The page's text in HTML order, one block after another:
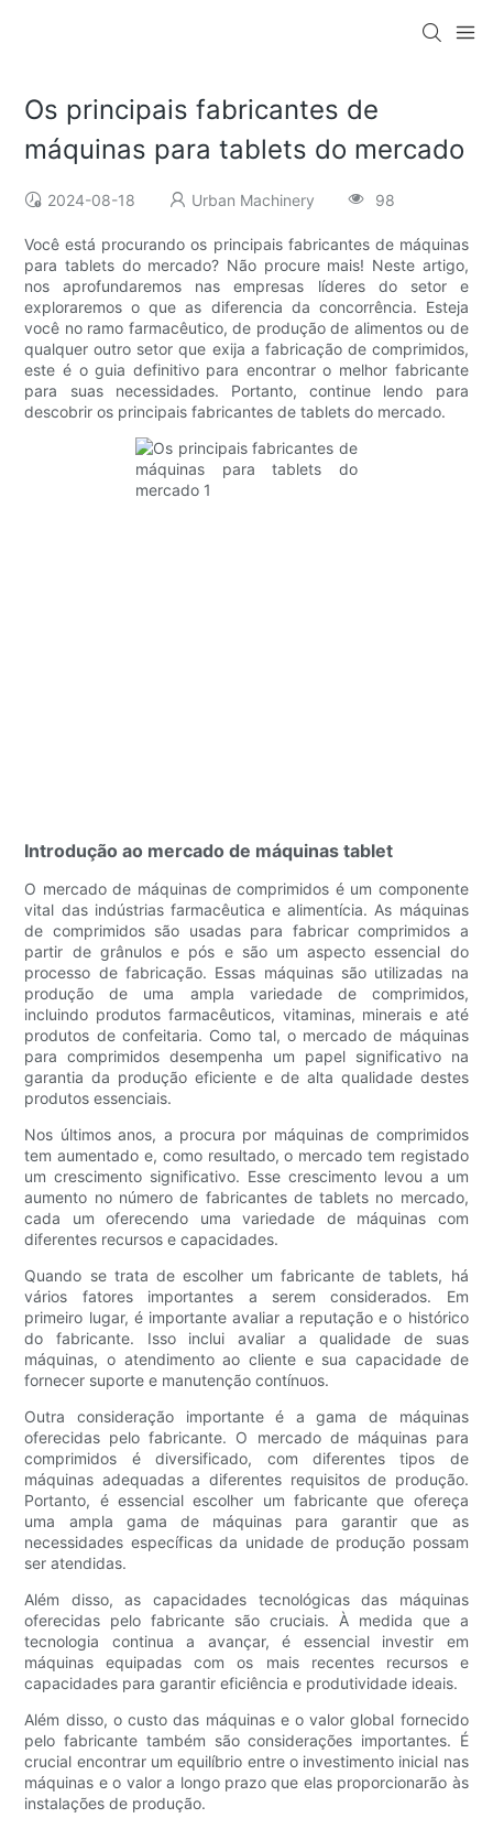
Os principais fabricantes de
máquinas para tablets do mercado
2024-08-18 Urban Machinery 98
Você está procurando os principais fabricantes de máquinas
para tablets do mercado? Não procure mais! Neste artigo,
nos aprofundaremos nas empresas líderes do setor e
exploraremos o que as diferencia da concorrência. Esteja
você no ramo farmacêutico, de produção de alimentos ou de
qualquer outro setor que exija a fabricação de comprimidos,
este é o guia definitivo para encontrar o melhor fabricante
para suas necessidades. Portanto, continue lendo para
descobrir os principais fabricantes de tablets do mercado.
Introdução ao mercado de máquinas tablet
O mercado de máquinas de comprimidos é um componente
vital das indústrias farmacêutica e alimentícia. As máquinas
de comprimidos são usadas para fabricar comprimidos a
partir de grânulos e pós e são um aspecto essencial do
processo de fabricação. Essas máquinas são utilizadas na
produção de uma ampla variedade de comprimidos,
incluindo produtos farmacêuticos, vitaminas, minerais e até
produtos de confeitaria. Como tal, o mercado de máquinas
para comprimidos desempenha um papel significativo na
garantia da produção eficiente e de alta qualidade destes
produtos essenciais.
Nos últimos anos, a procura por máquinas de comprimidos
tem aumentado e, como resultado, o mercado tem registado
um crescimento significativo. Esse crescimento levou a um
aumento no número de fabricantes de tablets no mercado,
cada um oferecendo uma variedade de máquinas com
diferentes recursos e capacidades.
Quando se trata de escolher um fabricante de tablets, há
vários fatores importantes a serem considerados. Em
primeiro lugar, é importante avaliar a reputação e o histórico
do fabricante. Isso inclui avaliar a qualidade de suas
máquinas, o atendimento ao cliente e sua capacidade de
fornecer suporte e manutenção contínuos.
Outra consideração importante é a gama de máquinas
oferecidas pelo fabricante. O mercado de máquinas para
comprimidos é diversificado, com diferentes tipos de
máquinas adequadas a diferentes requisitos de produção.
Portanto, é essencial escolher um fabricante que ofereça
uma ampla gama de máquinas para garantir que as
necessidades específicas da unidade de produção possam
ser atendidas.
Além disso, as capacidades tecnológicas das máquinas
oferecidas pelo fabricante são cruciais. À medida que a
tecnologia continua a avançar, é essencial investir em
máquinas equipadas com os mais recentes recursos e
capacidades para garantir eficiência e produtividade ideais.
Além disso, o custo das máquinas e o valor global fornecido
pelo fabricante também são considerações importantes. É
crucial encontrar um equilíbrio entre o investimento inicial nas
máquinas e o valor a longo prazo que elas proporcionarão às
instalações de produção.